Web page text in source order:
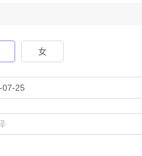
女